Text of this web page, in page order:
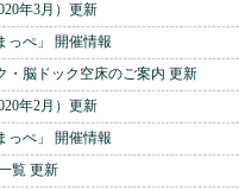
年3月）更新
っぺ」 開催情報
・脳ドック空床のご案内 更新
年2月）更新
っぺ」 開催情報
覧 更新